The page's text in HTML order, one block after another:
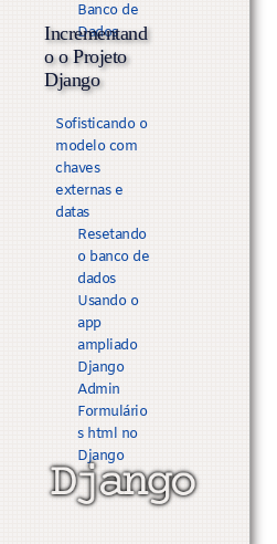
Banco de
Dados
Incrementand
o o Projeto
Django
Sofisticando o
modelo com
chaves
externas e
datas
Resetando
o banco de
dados
Usando o
app
ampliado
Django
Admin
Formulário
s html no
Django